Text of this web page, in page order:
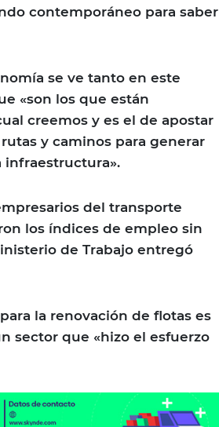
contemporáneo para saber
se ve tanto en este
«son los que están
creemos y es el de apostar
y caminos para generar
infraestructura».
del transporte
los índices de empleo sin
de Trabajo entregó
la renovación de flotas es
sector que «hizo el esfuerzo